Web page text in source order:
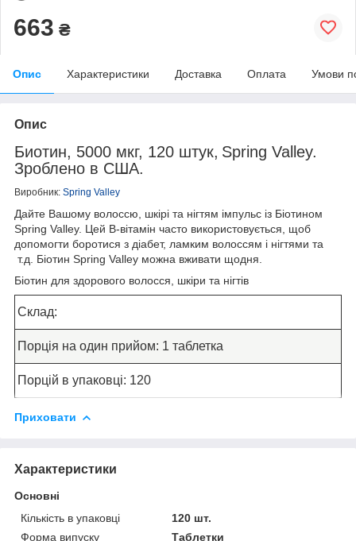
663 ₴
Опис Характеристики Доставка Оплата Умови
Опис
Биотин, 5000 мкг, 120 штук, Spring Valley.
Зроблено в США.
Виробник: Spring Valley
Дайте Вашому волоссю, шкірі та нігтям імпульс із Біотином
Spring Valley. Цей B-вітамін часто використовується, щоб
допомогти боротися з діабет, ламким волоссям і нігтями та
т.д. Біотин Spring Valley можна вживати щодня.
Біотин для здорового волосся, шкіри та нігтів
Склад:
Порція на один прийом: 1 таблетка
Порцій в упаковці: 120
Приховати
Характеристики
Основні
Кількість в упаковці
120 шт.
Форма випуску
Таблетки